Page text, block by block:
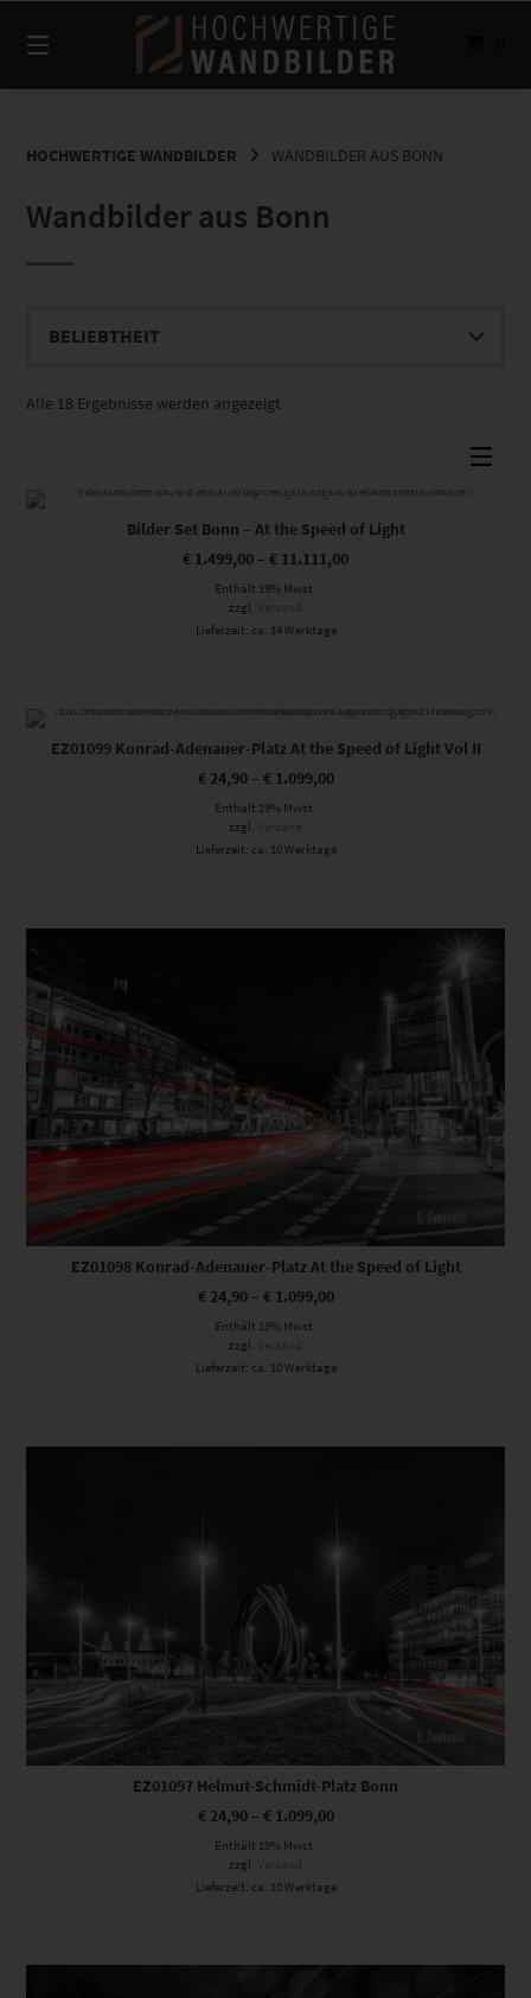
zum
Inhalt
HOCHWERTIGE WANDBILDER WANDBILDER AUS BONN
Wandbilder aus Bonn
Alle 18 Ergebnisse werden angezeigt
Dieses Produkt weist mehrere Varianten auf. Die Optionen können auf der Produktseite gewählt werden
Bilder Set Bonn – At the Speed of Light
€ 1.499,00 – € 11.111,00
Enthält 19% Mwst.
zzgl. Versand
Lieferzeit: ca. 14 Werktage
Dieses Produkt weist mehrere Varianten auf. Die Optionen können auf der Produktseite gewählt werden
EZ01099 Konrad-Adenauer-Platz At the Speed of Light Vol II
€24,90– €1.099,00
Enthält 19% Mwst.
zzgl.
Versand
Lieferzeit: ca. 10 Werktage
Dieses Produkt weist mehrere Varianten auf. Die Optionen können auf der Produktseite gewählt werden
EZ01098 Konrad-Adenauer-Platz At the Speed of Light
€24,90– €1.099,00
Enthält 19% Mwst.
zzgl. Versand
Lieferzeit: ca. 10 Werktage
Dieses Produkt weist mehrere Varianten auf. Die Optionen können auf der Produktseite gewählt werden
EZ01097 Helmut-Schmidt-Platz Bonn
€24,90– €1.099,00
Enthält 19% Mwst.
zzgl.
Versand
Lieferzeit: ca. 10 Werktage
Dieses Produkt weist mehrere Varianten auf. Die Optionen können auf der Produktseite gewählt werden